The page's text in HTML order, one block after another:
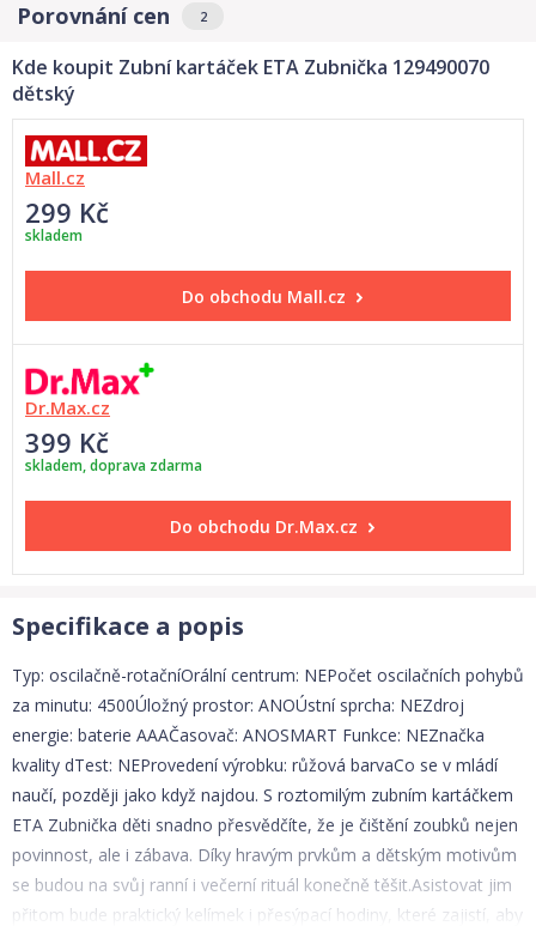
Porovnání cen 2
Kde koupit Zubní kartáček ETA Zubnička 129490070
dětský
Mall.cz
299 Kč
skladem
Do obchodu Mall.cz
Dr.Max.cz
399 Kč
skladem, doprava zdarma
Do obchodu Dr.Max.cz
Specifikace a popis
Typ: oscilačně-rotačníOrální centrum: NEPočet oscilačních pohybů
za minutu: 4500Úložný prostor: ANOÚstní sprcha: NEZdroj
energie: baterie AAAČasovač: ANOSMART Funkce: NEZnačka
kvality dTest: NEProvedení výrobku: růžová barvaCo se v mládí
naučí, později jako když najdou. S roztomilým zubním kartáčkem
ETA Zubnička děti snadno přesvědčíte, že je čištění zoubků nejen
povinnost, ale i zábava. Díky hravým prvkům a dětským motivům
se budou na svůj ranní i večerní rituál konečně těšit.Asistovat jim
přitom bude praktický kelímek i přesýpací hodiny, které zajistí, aby